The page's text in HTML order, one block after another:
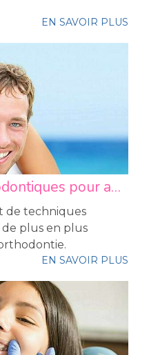
EN SAVOIR PLUS
Les traitements orthodontiques pour adultes
de techniques
plus en plus
EN SAVOIR PLUS